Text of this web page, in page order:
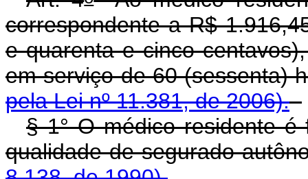
correspondente a R$
e quarenta e cinco
em serviço de 60
pela Lei nº 11.381, de 2006).
§ 1° O médico residente é
qualidade de segurado